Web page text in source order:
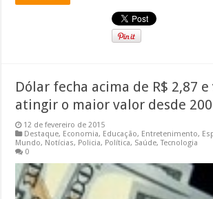
Dólar fecha acima de R$ 2,87
atingir o maior valor desde
12 de fevereiro de 2015
Destaque, Economia, Educação, Entretenimento,
Mundo, Notícias, Policia, Política, Saúde,Tecnologia
0